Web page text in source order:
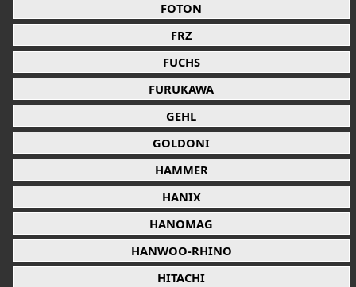
FOTON
FRZ
FUCHS
FURUKAWA
GEHL
GOLDONI
HAMMER
HANIX
HANOMAG
HANWOO-RHINO
HITACHI